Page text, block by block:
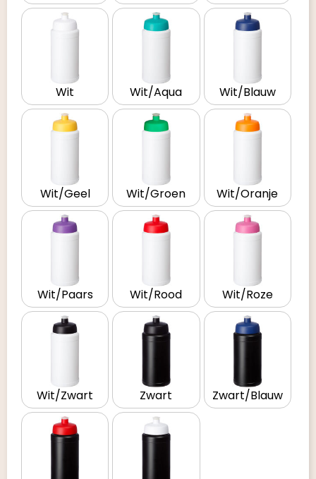
Wit Wit/Aqua Wit/Blauw
Wit/Geel Wit/Groen Wit/Oranje
Wit/Paars Wit/Rood Wit/Roze
Wit/Zwart Zwart Zwart/Blauw